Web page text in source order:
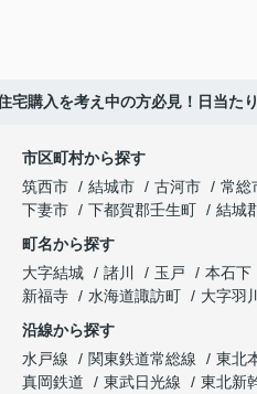
宅購入を考え中の方必見！日当た
市区町村から探す
筑西市
結城市 古河市 常総
下妻市
下都賀郡壬生町 結城
町名から探す
大字結城
諸川 玉戸 本石下
新福寺
水海道諏訪町
大字羽川
沿線から探す
水戸線
関東鉄道常総線 東北
真岡鉄道
東武日光線 東北新